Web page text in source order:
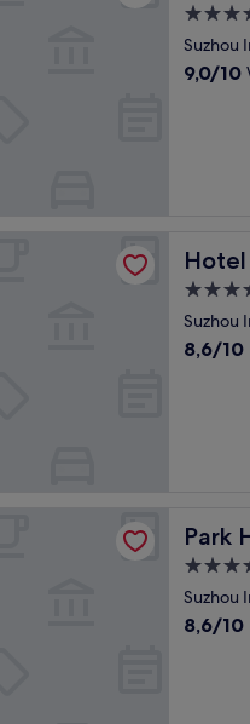
4.0-
Sterne-
Suzhou
9.0
9,0/10
Hotel
Hotel
4.5-
Sterne-
Suzhou
8.6
8,6/10
Park
Park
4.5-
Sterne-
Suzhou
8.6
8,6/10